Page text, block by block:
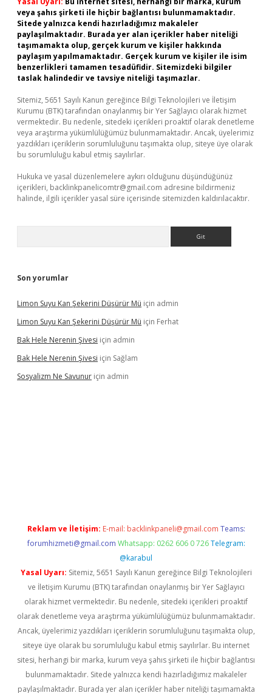
veya şahıs şirketi ile hiçbir bağlantısı bulunmamaktadır.
Sitede yalnızca kendi hazırladığımız makaleler
paylaşılmaktadır. Burada yer alan içerikler haber niteliği
taşımamakta olup, gerçek kurum ve kişiler hakkında
paylaşım yapılmamaktadır. Gerçek kurum ve kişiler ile isim
benzerlikleri tamamen tesadüfidir. Sitemizdeki bilgiler
taslak halindedir ve tavsiye niteliği taşımazlar.
Sitemiz, 5651 Sayılı Kanun gereğince Bilgi Teknolojileri ve İletişim
Kurumu (BTK) tarafından onaylanmış bir Yer Sağlayıcı olarak hizmet
vermektedir. Bu nedenle, sitedeki içerikleri proaktif olarak denetleme
veya araştırma yükümlülüğümüz bulunmamaktadır. Ancak, üyelerimiz
yazdıkları içeriklerin sorumluluğunu taşımakta olup, siteye üye olarak
bu sorumluluğu kabul etmiş sayılırlar.
Hukuka ve yasal düzenlemelere aykırı olduğunu düşündüğünüz
içerikleri, backlinkpanelicomtr@gmail.com adresine bildirmeniz
halinde, ilgili içerikler yasal süre içerisinde sitemizden kaldırılacaktır.
Son yorumlar
Limon Suyu Kan Şekerini Düşürür Mü için admin
Limon Suyu Kan Şekerini Düşürür Mü için Ferhat
Bak Hele Nerenin Şivesi için admin
Bak Hele Nerenin Şivesi için Sağlam
Sosyalizm Ne Savunur için admin
Reklam ve İletişim: E-mail: backlinkpaneli@gmail.com Teams:
forumhizmeti@gmail.com Whatsapp: 0262 606 0 726 Telegram:
@karabul
Yasal Uyarı: Sitemiz, 5651 Sayılı Kanun gereğince Bilgi Teknolojileri
ve İletişim Kurumu (BTK) tarafından onaylanmış bir Yer Sağlayıcı
olarak hizmet vermektedir. Bu nedenle, sitedeki içerikleri proaktif
olarak denetleme veya araştırma yükümlülüğümüz bulunmamaktadır.
Ancak, üyelerimiz yazdıkları içeriklerin sorumluluğunu taşımakta olup,
siteye üye olarak bu sorumluluğu kabul etmiş sayılırlar. Bu internet
sitesi, herhangi bir marka, kurum veya şahıs şirketi ile hiçbir bağlantısı
bulunmamaktadır. Sitede yalnızca kendi hazırladığımız makaleler
paylaşılmaktadır. Burada yer alan içerikler haber niteliği taşımamakta